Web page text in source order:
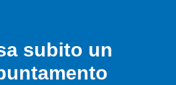
subito un